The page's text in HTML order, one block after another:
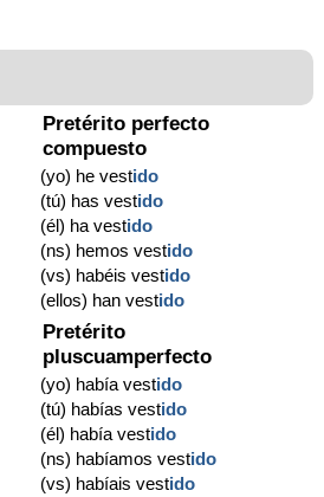
Pretérito perfecto
compuesto
(yo) he vestido
(tú) has vestido
(él) ha vestido
(ns) hemos vestido
(vs) habéis vestido
(ellos) han vestido
Pretérito
pluscuamperfecto
(yo) había vestido
(tú) habías vestido
(él) había vestido
(ns) habíamos vestido
(vs) habíais vestido